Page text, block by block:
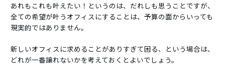
あれもこれも叶えたい！というのは、だれしも思うことですが、
全ての希望が叶うオフィスにすることは、予算の面からいっても
現実的ではありません。
新しいオフィスに求めることがありすぎて困る、という場合は、
どれが一番譲れないかを考えておくとよいでしょう。